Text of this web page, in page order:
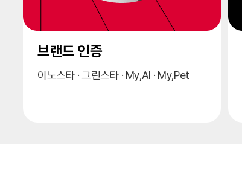
탄소중립 인·검증
온실가스검증 · 탄소발자국 · 자발적 검증 ·